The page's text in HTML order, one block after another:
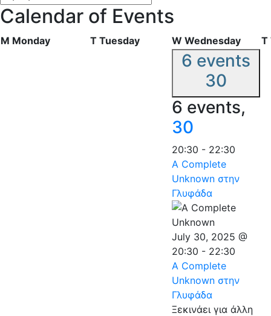
Calendar of Events
M Monday T Tuesday W Wednesday T
6 events
30
6 events,
30
20:30 - 22:30
A Complete
Unknown στην
Γλυφάδα
July 30, 2025 @
20:30 - 22:30
A Complete
Unknown στην
Γλυφάδα
Ξεκινάει για άλλη